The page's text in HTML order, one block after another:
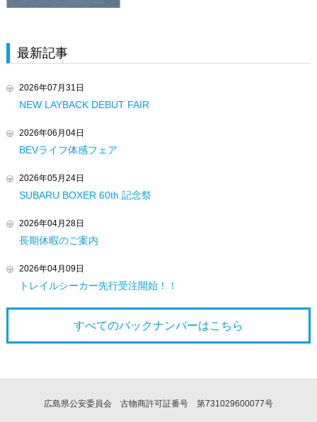
最新記事
2026年07月31日
NEW LAYBACK DEBUT FAIR
2026年06月04日
BEVライフ体感フェア
2026年05月24日
SUBARU BOXER 60th 記念祭
2026年04月28日
長期休暇のご案内
2026年04月09日
トレイルシーカー先行受注開始！！
すべてのバックナンバーはこちら
広島県公安委員会 古物商許可証番号 第731029600077号